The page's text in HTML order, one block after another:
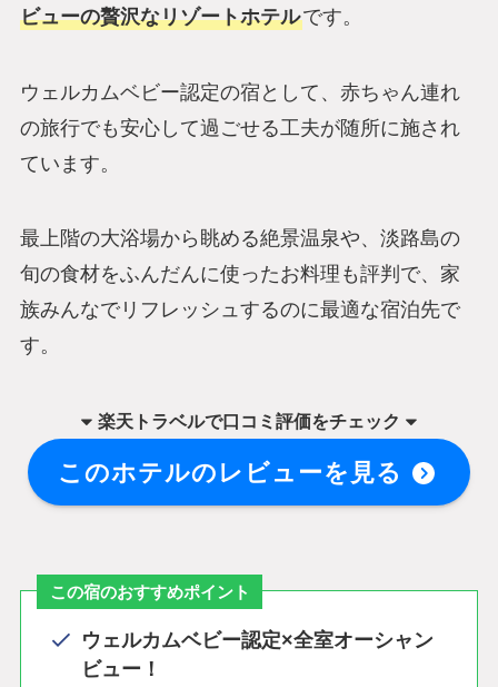
ビューの贅沢なリゾートホテルです。
ウェルカムベビー認定の宿として、赤ちゃん連れ
の旅行でも安心して過ごせる工夫が随所に施され
ています。
最上階の大浴場から眺める絶景温泉や、淡路島の
旬の食材をふんだんに使ったお料理も評判で、家
族みんなでリフレッシュするのに最適な宿泊先で
す。
楽天トラベルで口コミ評価をチェック
このホテルのレビューを見る
この宿のおすすめポイント
ウェルカムベビー認定×全室オーシャン
ビュー！